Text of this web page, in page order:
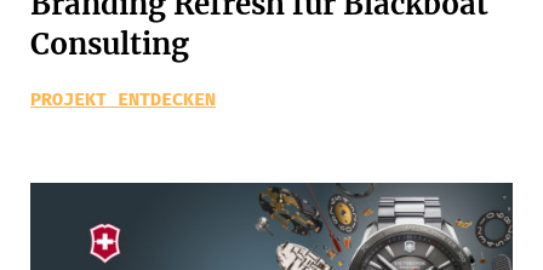
Consulting
PROJEKT ENTDECKEN